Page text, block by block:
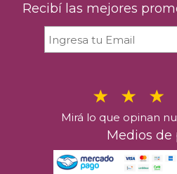
Recibí las mejores
Mirá lo que opinan
Medios de